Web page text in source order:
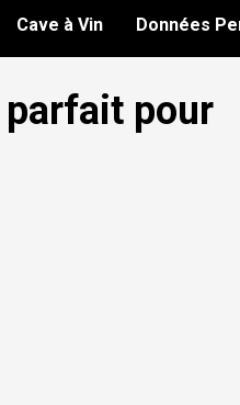
Cave à Vin Données
parfait pour